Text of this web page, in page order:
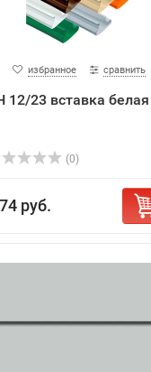
избранное сравнить
12/23 вставка белая
(0)
руб.